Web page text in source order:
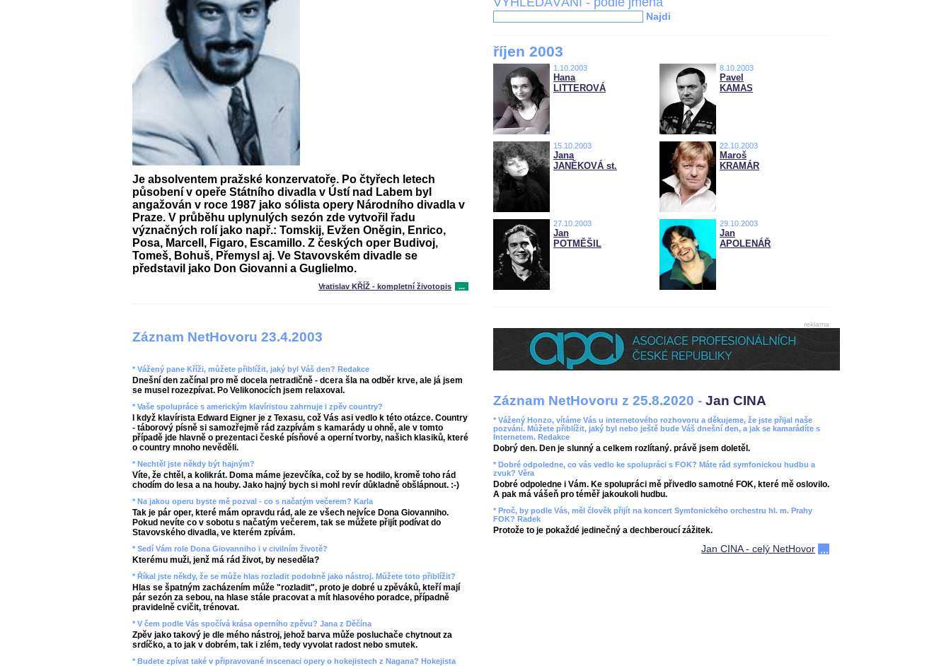
Je absolventem pražské konzervatoře. Po čtyřech letech
působení v opeře Státního divadla v Ústí nad Labem byl
angažován v roce 1987 jako sólista opery Národního divadla v
Praze. V průběhu uplynulých sezón zde vytvořil řadu
význačných rolí jako např.: Tomskij, Evžen Oněgin, Enrico,
Posa, Marcell, Figaro, Escamillo. Z českých oper Budivoj,
Tomeš, Bohuš, Přemysl aj. Ve Stavovském divadle se
představil jako Don Giovanni a Guglielmo.
Vratislav KŘÍŽ - kompletní životopis ...
Záznam NetHovoru 23.4.2003
* Vážený pane Kříži, můžete přiblížit, jaký byl Váš den? Redakce
Dnešní den začínal pro mě docela netradičně - dcera šla na odběr krve, ale já jsem
se musel rozezpívat. Po Velikonocích jsem relaxoval.
* Vaše spolupráce s americkým klavíristou zahrnuje i zpěv country?
I když klavírista Edward Eigner je z Texasu, což Vás asi vedlo k této otázce. Country
- táborový písně si samozřejmě rád zazpívám s kamarády u ohně, ale v tomto
případě jde hlavně o prezentaci české písňové a operní tvorby, našich klasiků, které
o country mnoho nevěděli.
* Nechtěl jste někdy být hajným?
Víte, že chtěl, a kolikrát. Doma máme jezevčíka, což by se hodilo, kromě toho rád
chodím do lesa a na houby. Jako hajný bych si mohl revír důkladně obšlápnout. :-)
* Na jakou operu byste mě pozval - co s načatým večerem? Karla
Tak je pár oper, které mám opravdu rád, ale ze všech nejvíce Dona Giovanniho.
Pokud nevíte co v sobotu s načatým večerem, tak se můžete přijít podívat do
Stavovského divadla, ve kterém zpívám.
* Sedí Vám role Dona Giovanniho i v civilním životě?
Kterému muži, jenž má rád život, by neseděla?
* Říkal jste někdy, že se může hlas rozladit podobně jako nástroj. Můžete toto přiblížit?
Hlas se špatným zacházením může "rozladit", proto je dobré u zpěváků, kteří mají
pár sezón za sebou, na hlase stále pracovat a mít hlasového poradce, případně
pravidelně cvičit, trénovat.
* V čem podle Vás spočívá krása operního zpěvu? Jana z Děčína
Zpěv jako takový je dle mého nástroj, jehož barva může posluchače chytnout za
srdíčko, a to jak v dobrém, tak i zlém, tedy vyvolat radost nebo smutek.
* Budete zpívat také v připravované inscenaci opery o hokejistech z Nagana? Hokejista
Najdi
říjen 2003
1.10.2003
Hana
LITTEROVÁ
8.10.2003
Pavel
KAMAS
15.10.2003
Jana
JANĚKOVÁ st.
22.10.2003
Maroš
KRAMÁR
27.10.2003
Jan
POTMĚŠIL
29.10.2003
Jan
APOLENÁŘ
reklama
Záznam NetHovoru z 25.8.2020 - Jan CINA
* Vážený Honzo, vítáme Vás u internetového rozhovoru a děkujeme, že jste přijal naše
pozvání. Můžete přiblížit, jaký byl nebo ještě bude Váš dnešní den, a jak se kamarádíte s
Internetem. Redakce
Dobrý den. Den je slunný a celkem rozlítaný. právě jsem doletěl.
* Dobré odpoledne, co vás vedlo ke spolupráci s FOK? Máte rád symfonickou hudbu a
zvuk? Věra
Dobré odpoledne i Vám. Ke spolupráci mě přivedlo samotné FOK, které mě oslovilo.
A pak má vášeň pro téměř jakoukoli hudbu.
* Proč, by podle Vás, měl člověk přijít na koncert Symfonického orchestru hl. m. Prahy
FOK? Radek
Protože to je pokaždé jedinečný a dechberoucí zážitek.
Jan CINA - celý NetHovor